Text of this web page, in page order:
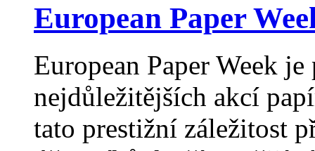
European Paper
European Paper Week
nejdůležitějších akcí
tato prestižní záležitost